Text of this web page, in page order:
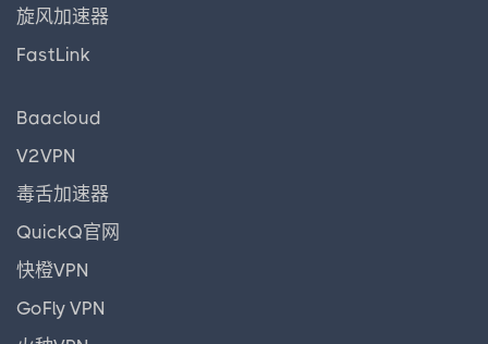
旋风加速器
FastLink
Baacloud
V2VPN
毒舌加速器
QuickQ官网
快橙VPN
GoFly VPN